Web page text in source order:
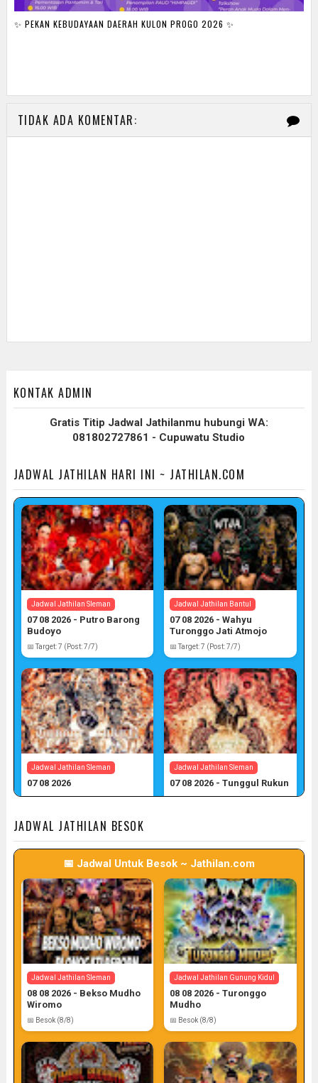
✨ PEKAN KEBUDAYAAN DAERAH KULON PROGO 2026 ✨
TIDAK ADA KOMENTAR:
KONTAK ADMIN
Gratis Titip Jadwal Jathilanmu hubungi WA:
081802727861 - Cupuwatu Studio
JADWAL JATHILAN HARI INI ~ JATHILAN.COM
Jadwal Jathilan Sleman
07 08 2026 - Putro Barong
Budoyo
📅 Target: 7 (Post: 7/7)
Jadwal Jathilan Bantul
07 08 2026 - Wahyu
Turonggo Jati Atmojo
📅 Target: 7 (Post: 7/7)
Jadwal Jathilan Sleman
07 08 2026
Jadwal Jathilan Sleman
07 08 2026 - Tunggul Rukun
JADWAL JATHILAN BESOK
📅 Jadwal Untuk Besok ~ Jathilan.com
Jadwal Jathilan Sleman
08 08 2026 - Bekso Mudho
Wiromo
📅 Besok (8/8)
Jadwal Jathilan Gunung Kidul
08 08 2026 - Turonggo
Mudho
📅 Besok (8/8)